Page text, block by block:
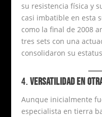
su resistencia física y
casi imbatible en esta
como la final de 2008
tres sets con una
consolidaron su
4. VERSATILIDAD EN
Aunque inicialmente
especialista en tierra